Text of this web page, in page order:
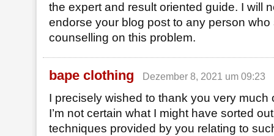
the expert and result oriented guide. I will
endorse your blog post to any person
counselling on this problem.
bape clothing Dezember 8, 2021 um 09:23
I precisely wished to thank you very much
I’m not certain what I might have sorted
techniques provided by you relating to